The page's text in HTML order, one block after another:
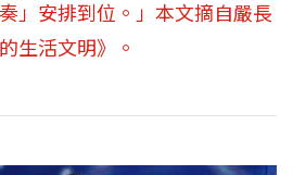
」安排到位。」本文摘自嚴長
生活文明》。